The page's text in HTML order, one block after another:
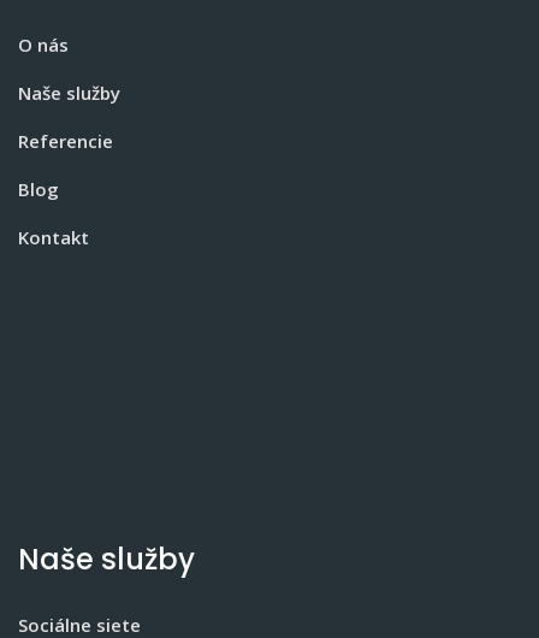
O nás
Naše služby
Referencie
Blog
Kontakt
Naše služby
Sociálne siete